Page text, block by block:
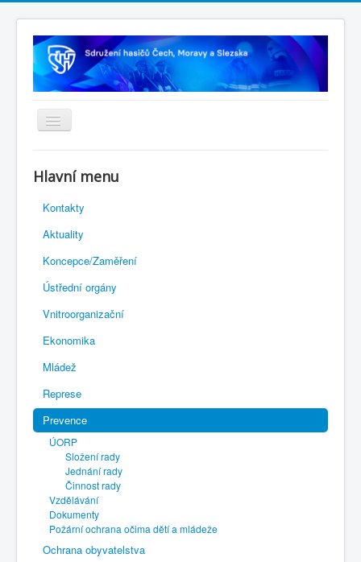
Rejstřík sportu
Novelizace Stanov SH ČMS
Plán činnosti 2026
Kalendář akcí
Výhody pro členy
Portál REDENOX
Hlavní menu
Kontakty
Aktuality
Koncepce/Zaměření
Ústřední orgány
Vnitroorganizační
Ekonomika
Mládež
Represe
Prevence
ÚORP
Složení rady
Jednání rady
Činnost rady
Vzdělávání
Dokumenty
Požární ochrana očima dětí a mládeže
Ochrana obyvatelstva